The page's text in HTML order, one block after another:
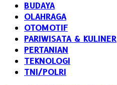
BUDAYA
OLAHRAGA
OTOMOTIF
PARIWISATA & KULINER
PERTANIAN
TEKNOLOGI
TNI/POLRI